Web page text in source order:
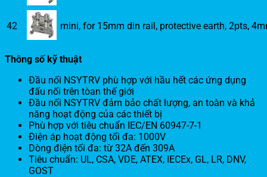
42 mini, for 15mm din rail, protective earth, 2pts,
Thông số kỹ thuật
Đầu nối NSYTRV phù hợp với hầu hết các ứng dụng
đấu nối trên tòan thế giới
Đầu nối NSYTRV đảm bảo chất lượng, an toàn và khả
năng hoạt động của các thiết bị
Phù hợp với tiêu chuẩn IEC/EN 60947-7-1
Điện áp hoạt động tối đa: 1000V
Dòng điện tối đa: từ 32A đến 309A
Tiêu chuẩn: UL, CSA, VDE, ATEX, IECEx, GL, LR, DNV,
GOST